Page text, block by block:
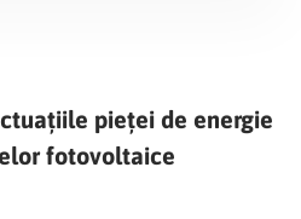
pieței de energie
fotovoltaice